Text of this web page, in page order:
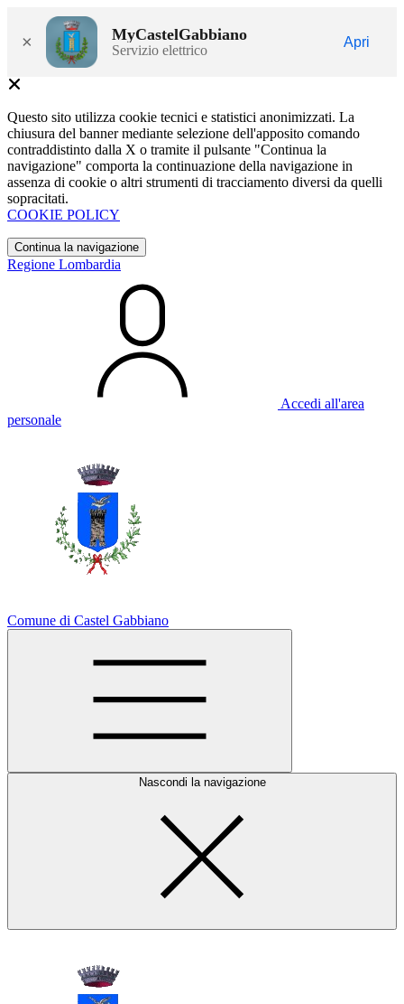
× MyCastelGabbiano
Servizio elettrico
Apri
Questo sito utilizza cookie tecnici e statistici anonimizzati. La
chiusura del banner mediante selezione dell'apposito comando
contraddistinto dalla X o tramite il pulsante "Continua la
navigazione" comporta la continuazione della navigazione in
assenza di cookie o altri strumenti di tracciamento diversi da quelli
sopracitati.
COOKIE POLICY
Continua la navigazione
Regione Lombardia
Accedi all'area
personale
Comune di Castel Gabbiano
Nascondi la navigazione